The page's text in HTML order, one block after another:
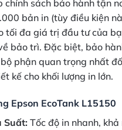
chính sách bảo hành tận
bản in (tùy điều kiện
tối đa giá trị đầu tư của
bảo trì. Đặc biệt, bảo
phận quan trọng nhất
kế cho khối lượng in lớn.
Epson EcoTank L15150
Suất:Tốc độ in nhanh, khả